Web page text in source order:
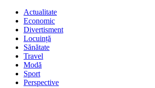
Skip
content
Actualitate
Economic
Divertisment
Locuință
Sănătate
Travel
Modă
Sport
Perspective